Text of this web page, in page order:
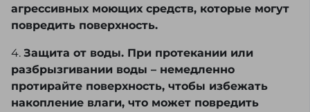
агрессивных моющих средств, которые могут
повредить поверхность.
4. Защита от воды. При протекании или
разбрызгивании воды – немедленно
протирайте поверхность, чтобы избежать
накопление влаги, что может повредить